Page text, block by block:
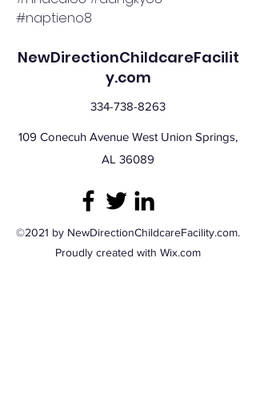
#naptieno8
NewDirectionChildcareFacilit
y.com
334-738-8263
109 Conecuh Avenue West Union Springs,
AL 36089
©2021 by NewDirectionChildcareFacility.com.
Proudly created with Wix.com